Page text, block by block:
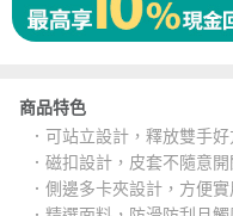
商品特色
．可站立設計，釋放雙手
．磁扣設計，皮套不隨意開
．側邊多卡夾設計，方便實